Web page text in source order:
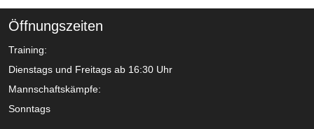
Öffnungszeiten
Training:
Dienstags und Freitags ab 16:30 Uhr
Mannschaftskämpfe:
Sonntags